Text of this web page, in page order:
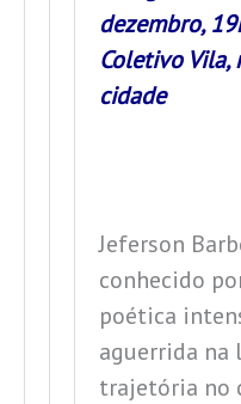
dezembro,
Coletivo Vila,
cidade
Jeferson
conhecido
poética
aguerrida na
trajetória no